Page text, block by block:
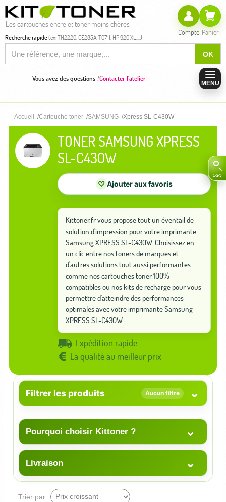
Les cartouches encre et toner moins chères
Recherche rapide(ex: TN2220, CE285A, T0711, HP 920 XL,...)
OK
Compte Panier
Vous avez des questions ?Contacter l'atelier
MENU
Accueil Cartouche toner SAMSUNG Xpress SL-C430W
TONER SAMSUNG XPRESS
SL-C430W
♡ Ajouter aux favoris
Kittoner.fr vous propose tout un éventail de
solution d'impression pour votre imprimante
Samsung XPRESS SL-C430W. Choisissez en
un clic entre nos toners de marques et
d'autres solutions tout aussi performantes
comme nos cartouches toner 100%
compatibles ou nos kits de recharge pour vous
permettre d'atteindre des performances
optimales avec votre imprimante Samsung
XPRESS SL-C430W.
Expédition rapide
La qualité au meilleur prix
Filtrer les produits Aucun filtre ⌄
Pourquoi choisir Kittoner ? ⌄
Livraison ⌄
Trier par